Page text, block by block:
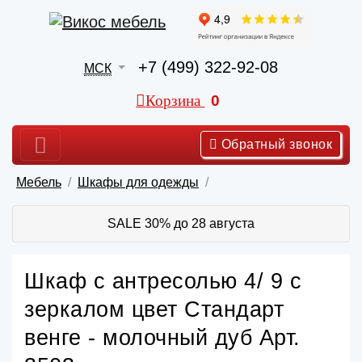
МСК +7 (499) 322-92-08
Корзина 0
Обратный звонок
Мебель Шкафы для одежды
SALE 30% до 28 августа
Шкаф с антресолью 4/ 9 с
зеркалом цвет Стандарт
венге - молочный дуб Арт.